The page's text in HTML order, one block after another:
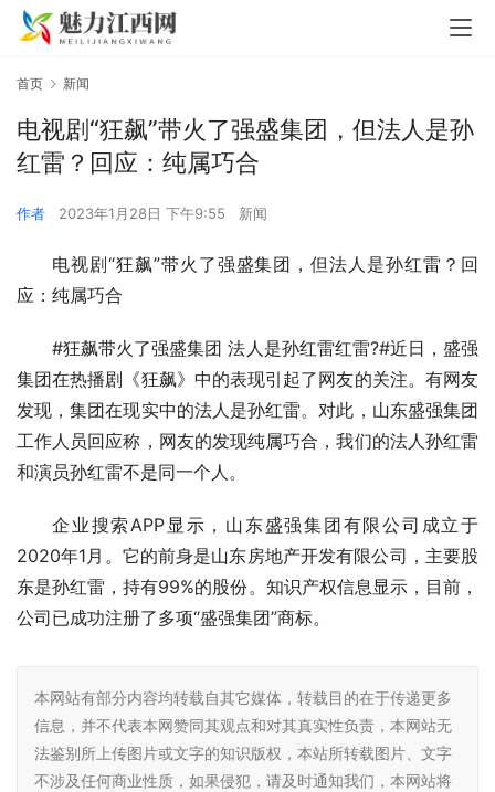
首页 新闻
电视剧“狂飙”带火了强盛集团，但法人是孙
红雷？回应：纯属巧合
作者 2023年1月28日 下午9:55 新闻
电视剧“狂飙”带火了强盛集团，但法人是孙红雷？回
应：纯属巧合
#狂飙带火了强盛集团 法人是孙红雷红雷?#近日，盛强
集团在热播剧《狂飙》中的表现引起了网友的关注。有网友
发现，集团在现实中的法人是孙红雷。对此，山东盛强集团
工作人员回应称，网友的发现纯属巧合，我们的法人孙红雷
和演员孙红雷不是同一个人。
企业搜索APP显示，山东盛强集团有限公司成立于
2020年1月。它的前身是山东房地产开发有限公司，主要股
东是孙红雷，持有99%的股份。知识产权信息显示，目前，
公司已成功注册了多项“盛强集团”商标。
本网站有部分内容均转载自其它媒体，转载目的在于传递更多
信息，并不代表本网赞同其观点和对其真实性负责，本网站无
法鉴别所上传图片或文字的知识版权，本站所转载图片、文字
不涉及任何商业性质，如果侵犯，请及时通知我们，本网站将